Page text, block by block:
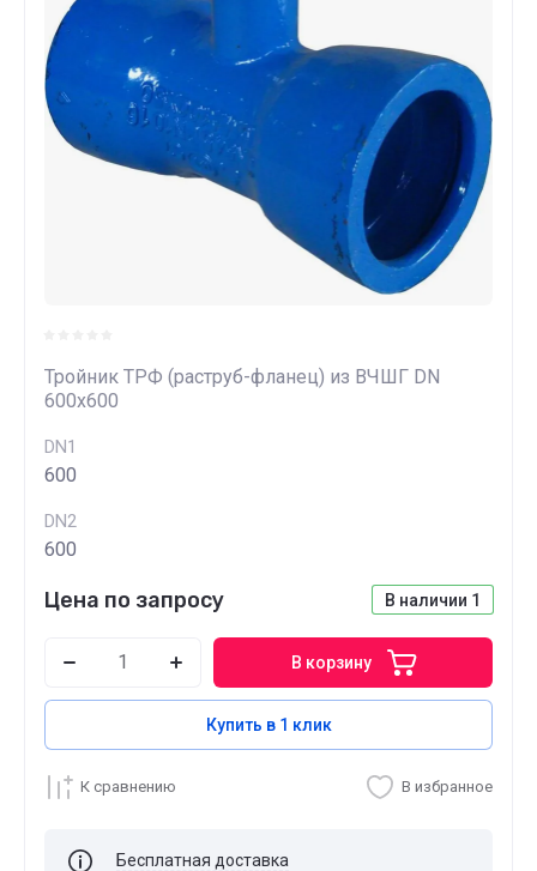
Тройник ТРФ (раструб-фланец) из ВЧШГ DN
600x600
DN1
600
DN2
600
В наличии 1
Цена по запросу
В корзину
Купить в 1 клик
К сравнению В избранное
Бесплатная доставка